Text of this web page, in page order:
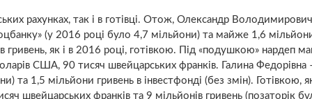
рахунках, так і в готівці. Отож, Олександр Володимирович
(у 2016 році було 4,7 мільйони) та майже 1,6
гривень, як і в 2016 році, готівкою. Під «подушкою» нардеп
США, 90 тисяч швейцарських франків. Галина Федорівна
та 1,5 мільйони гривень в інвестфонді (без змін). Готівкою,
швейцарських франків та 9 мільйонів гривень (позаторік